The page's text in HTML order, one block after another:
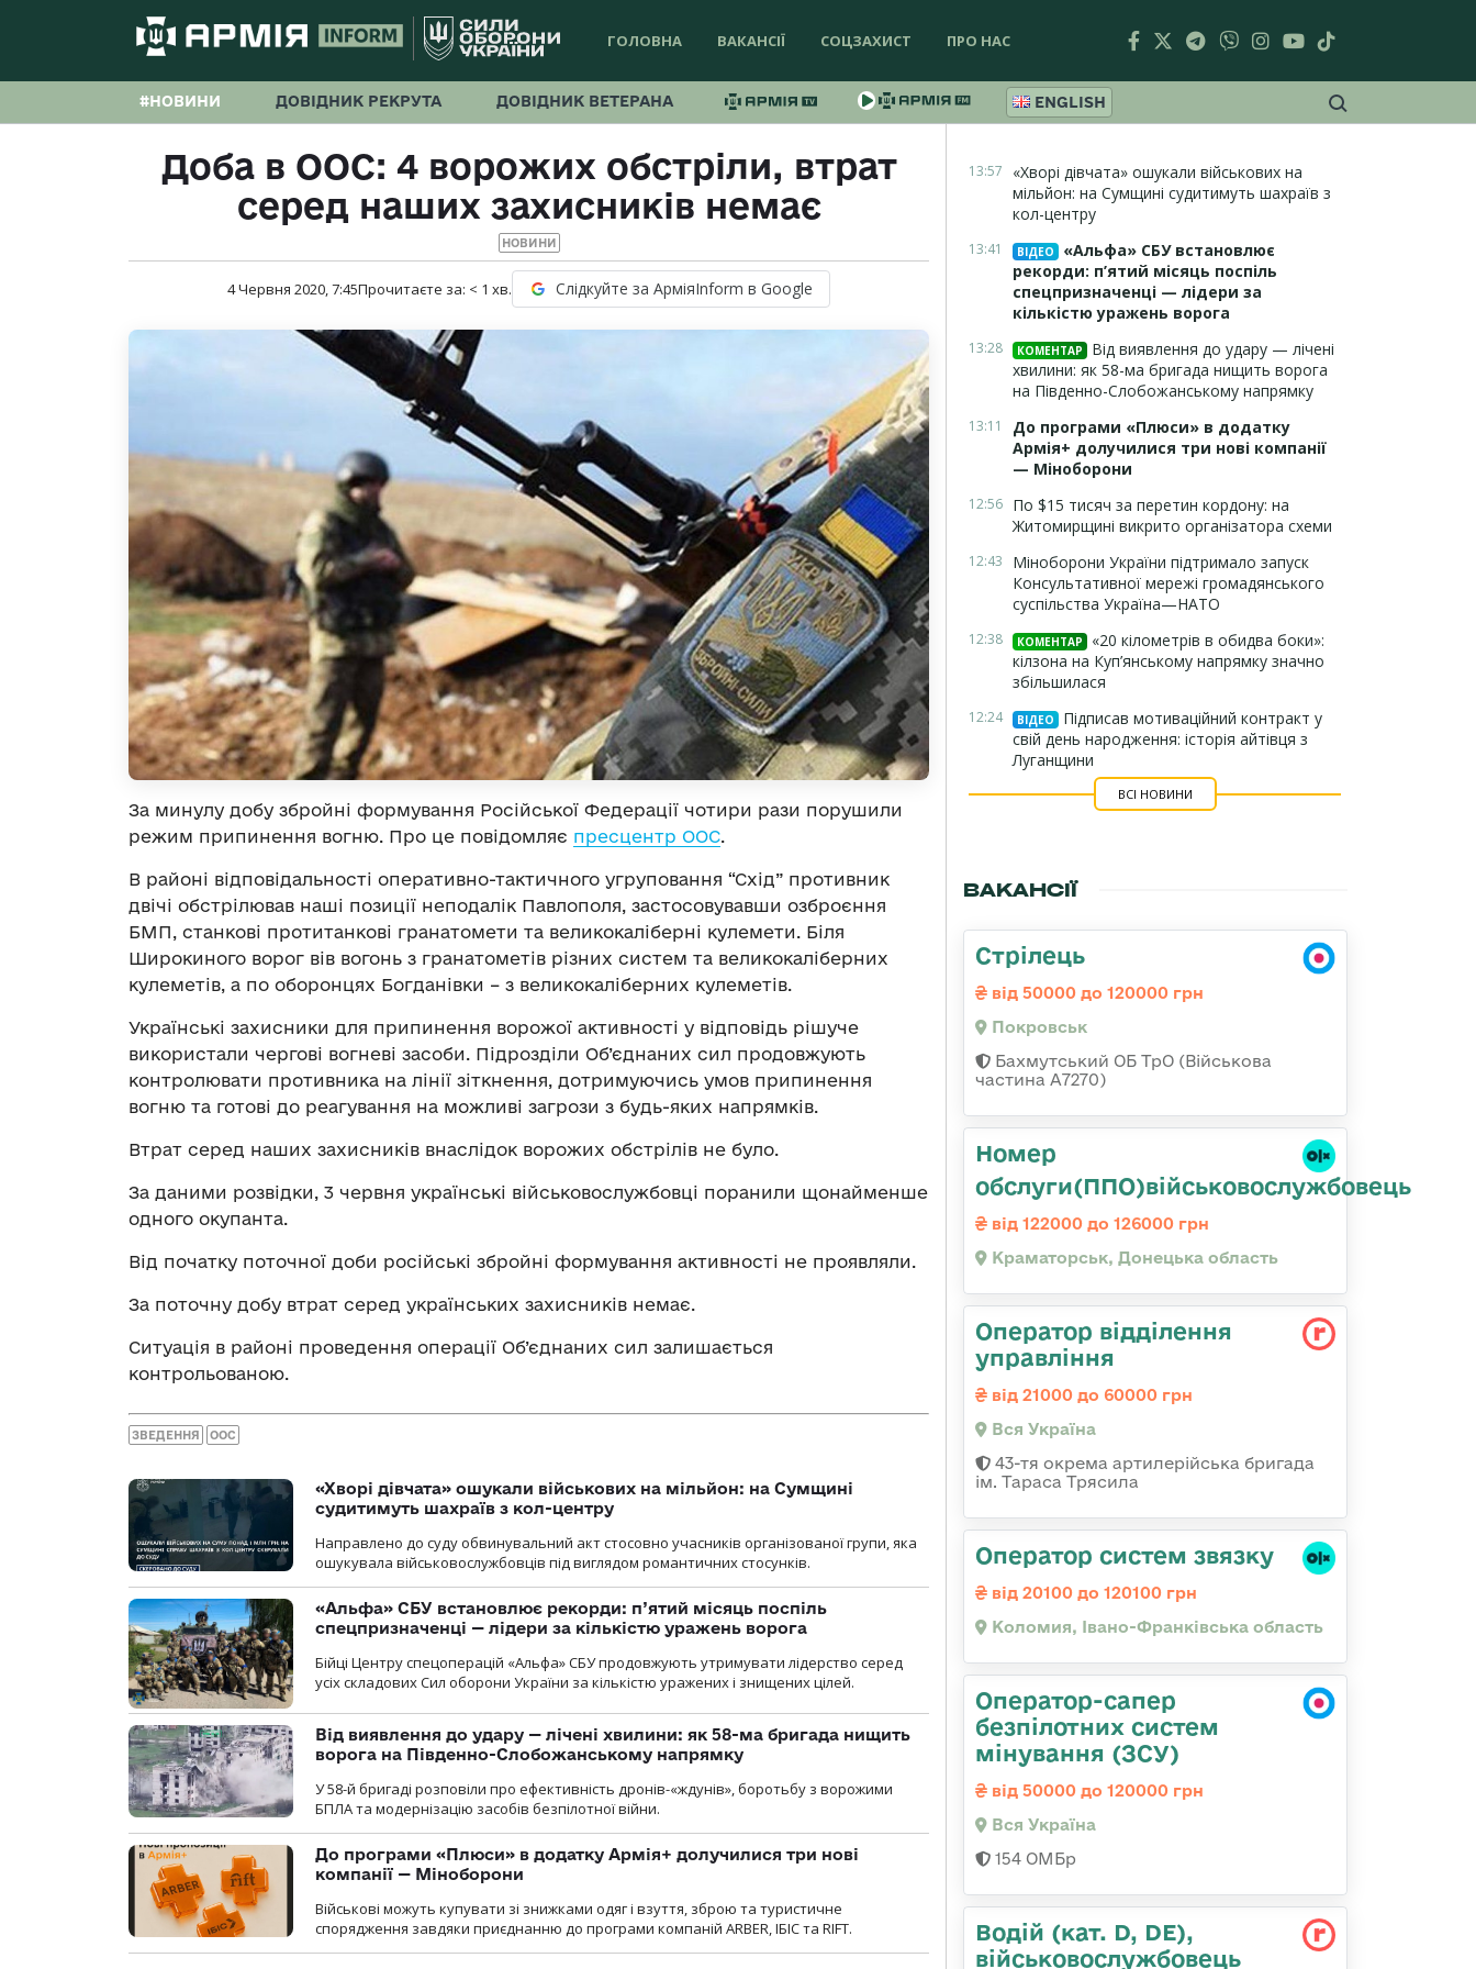
ГОЛОВНА ВАКАНСІЇ СОЦЗАХИСТ ПРО НАС
#НОВИНИ ДОВІДНИК РЕКРУТА ДОВІДНИК ВЕТЕРАНА ENGLISH
Доба в ООС: 4 ворожих обстріли, втрат
серед наших захисників немає
НОВИНИ
4 Червня 2020, 7:45Прочитаєте за: < 1 хв. Слідкуйте за АрміяInform в Google
За минулу добу збройні формування Російської Федерації чотири рази порушили
режим припинення вогню. Про це повідомляє пресцентр ООС.
В районі відповідальності оперативно-тактичного угруповання “Схід” противник
двічі обстрілював наші позиції неподалік Павлополя, застосовувавши озброєння
БМП, станкові протитанкові гранатомети та великокаліберні кулемети. Біля
Широкиного ворог вів вогонь з гранатометів різних систем та великокаліберних
кулеметів, а по оборонцях Богданівки – з великокаліберних кулеметів.
Українські захисники для припинення ворожої активності у відповідь рішуче
використали чергові вогневі засоби. Підрозділи Об’єднаних сил продовжують
контролювати противника на лінії зіткнення, дотримуючись умов припинення
вогню та готові до реагування на можливі загрози з будь-яких напрямків.
Втрат серед наших захисників внаслідок ворожих обстрілів не було.
За даними розвідки, 3 червня українські військовослужбовці поранили щонайменше
одного окупанта.
Від початку поточної доби російські збройні формування активності не проявляли.
За поточну добу втрат серед українських захисників немає.
Ситуація в районі проведення операції Об’єднаних сил залишається
контрольованою.
ЗВЕДЕННЯ ООС
«Хворі дівчата» ошукали військових на мільйон: на Сумщині
судитимуть шахраїв з кол-центру
Направлено до суду обвинувальний акт стосовно учасників організованої групи, яка
ошукувала військовослужбовців під виглядом романтичних стосунків.
«Альфа» СБУ встановлює рекорди: п’ятий місяць поспіль
спецпризначенці — лідери за кількістю уражень ворога
Бійці Центру спецоперацій «Альфа» СБУ продовжують утримувати лідерство серед
усіх складових Сил оборони України за кількістю уражених і знищених цілей.
Від виявлення до удару — лічені хвилини: як 58-ма бригада нищить
ворога на Південно-Слобожанському напрямку
У 58-й бригаді розповіли про ефективність дронів-«ждунів», боротьбу з ворожими
БПЛА та модернізацію засобів безпілотної війни.
До програми «Плюси» в додатку Армія+ долучилися три нові
компанії — Міноборони
Військові можуть купувати зі знижками одяг і взуття, зброю та туристичне
спорядження завдяки приєднанню до програми компаній ARBER, ІБІС та RIFT.
13:57
«Хворі дівчата» ошукали військових на
мільйон: на Сумщині судитимуть шахраїв з
кол-центру
13:41 ВІДЕО
«Альфа» СБУ встановлює
рекорди: п’ятий місяць поспіль
спецпризначенці — лідери за
кількістю уражень ворога
13:28 КОМЕНТАР
Від виявлення до удару — лічені
хвилини: як 58-ма бригада нищить ворога
на Південно-Слобожанському напрямку
13:11
До програми «Плюси» в додатку
Армія+ долучилися три нові компанії
— Міноборони
12:56 По $15 тисяч за перетин кордону: на
Житомирщині викрито організатора схеми
12:43
Міноборони України підтримало запуск
Консультативної мережі громадянського
суспільства Україна—НАТО
12:38 КОМЕНТАР
«20 кілометрів в обидва боки»:
кілзона на Куп’янському напрямку значно
збільшилася
12:24 ВІДЕО
Підписав мотиваційний контракт у
свій день народження: історія айтівця з
Луганщини
ВСІ НОВИНИ
ВАКАНСІЇ
Стрілець
від 50000 до 120000 грн
Покровськ
Бахмутський ОБ ТрО (Військова
частина А7270)
Номер
обслуги(ППО)військовослужбовець
від 122000 до 126000 грн
Краматорськ, Донецька область
Оператор відділення
управління
від 21000 до 60000 грн
Вся Україна
43-тя окрема артилерійська бригада
ім. Тараса Трясила
Оператор систем звязку
від 20100 до 120100 грн
Коломия, Івано-Франківська область
Оператор-сапер
безпілотних систем
мінування (ЗСУ)
від 50000 до 120000 грн
Вся Україна
154 ОМБр
Водій (кат. D, DE),
військовослужбовець